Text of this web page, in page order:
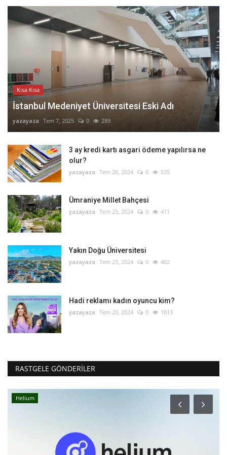
Kısa Kısa
İstanbul Medeniyet Üniversitesi Eski Adı
yazayaza Tem 7, 2025 0 289
3 ay kredi kartı asgari ödeme yapılırsa ne
olur?
yazayaza Tem 26, 2024 0 535
Ümraniye Millet Bahçesi
yazayaza Tem 25, 2024 0 411
Yakın Doğu Üniversitesi
yazayaza Tem 23, 2024 0 402
Hadi reklamı kadın oyuncu kim?
yazayaza Tem 20, 2024 0 1813
RASTGELE GÖNDERILER
Helium